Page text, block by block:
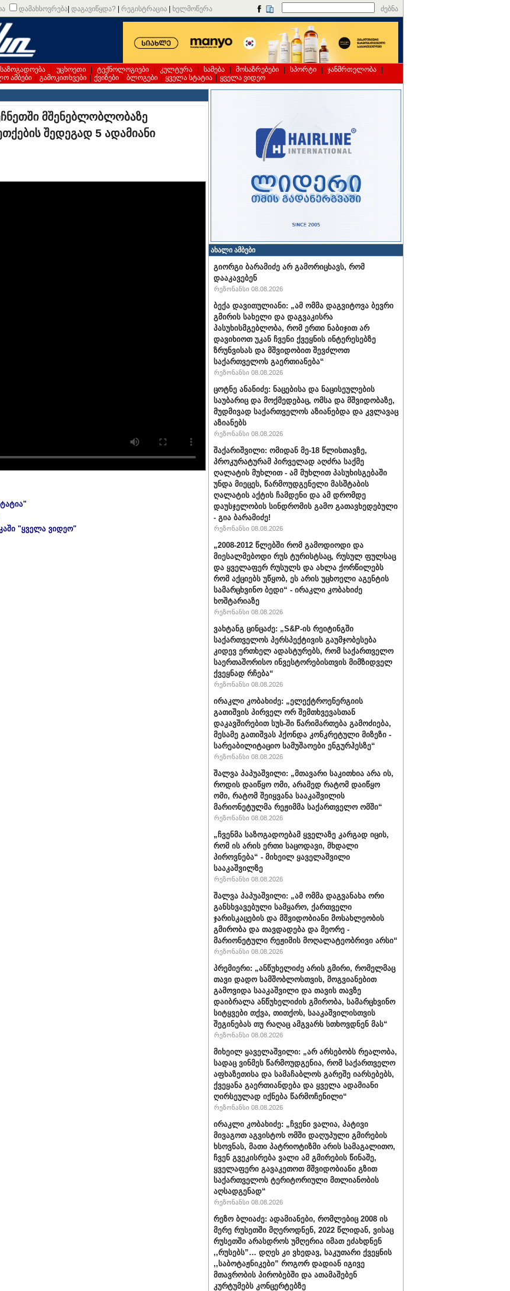
დამახსოვრება დაგავიწყდა? რეგისტრაცია ხელმოწერა ძებნა
საზოგადოება უცხოეთი ტექნოლოგიები კულტურა სამება მოსაზრებები სპორტი ჯანმრთელობა
ამბები გამოკითხვები ქვიზები ბლოგები ყველა სტატია ყველა ვიდეო
მშენებლობლობაზე
შედეგად 5 ადამიანი
"ყველა ვიდეო"
ახალი ამბები
გიორგი ბარამიძე არ გამორიცხავს, რომ
დააკავებენ
რეზონანსი 08.08.2026
ბექა დავითულიანი: „ამ ომმა დაგვიტოვა ბევრი
გმირის სახელი და დაგვაკისრა
პასუხისმგებლობა, რომ ერთი ნაბიჯით არ
დავიხიოთ უკან ჩვენი ქვეყნის ინტერესებზე
ზრუნვისას და მშვიდობით შევძლოთ
საქართველოს გაერთიანება“
რეზონანსი 08.08.2026
ცოტნე ანანიძე: ნაცებისა და ნაცისეულების
საუბარიც და მოქმედებაც, ომსა და მშვიდობაზე,
მუდმივად საქართველოს აზიანებდა და კვლავაც
აზიანებს
რეზონანსი 08.08.2026
შაქარიშვილი: ომიდან მე-18 წლისთავზე,
პროკურატურამ პირველად აღძრა საქმე
ღალატის მუხლით - ამ მუხლით პასუხისგებაში
უნდა მიეცეს, წარმოუდგენელი მასშტაბის
ღალატის აქტის ჩამდენი და ამ დრომდე
დაუსჯელობის სინდრომის გამო გათავხედებული
- გია ბარამიძე!
რეზონანსი 08.08.2026
„2008-2012 წლებში რომ გამოდიოდი და
მიესალმებოდი რუს ტურისტსაც, რუსულ ფულსაც
და ყველაფერ რუსულს და ახლა ქორწილებს
რომ აქციებს უწყობ, ეს არის უცხოელი აგენტის
სამარცხვინო ბედი“ - ირაკლი კობახიძე
ხოშტარიაზე
რეზონანსი 08.08.2026
ვახტანგ ცინცაძე: „S&P-ის რეიტინგში
საქართველოს პერსპექტივის გაუმჯობესება
კიდევ ერთხელ ადასტურებს, რომ საქართველო
საერთაშორისო ინვესტორებისთვის მიმზიდველ
ქვეყნად რჩება“
რეზონანსი 08.08.2026
ირაკლი კობახიძე: „ელექტროენერგიის
გათიშვის პირველ ორ შემთხვევასთან
დაკავშირებით სუს-ში წარიმართება გამოძიება,
მესამე გათიშვას ჰქონდა კონკრეტული მიზეზი -
სარეაბილიტაციო სამუშაოები ენგურჰესზე“
რეზონანსი 08.08.2026
შალვა პაპუაშვილი: „მთავარი საკითხია არა ის,
როდის დაიწყო ომი, არამედ რატომ დაიწყო
ომი, რატომ შეიყვანა სააკაშვილის
მარიონეტულმა რეჟიმმა საქართველო ომში“
რეზონანსი 08.08.2026
„ჩვენმა საზოგადოებამ ყველაზე კარგად იცის,
რომ ის არის ერთი საცოდავი, მხდალი
პიროვნება“ - მიხეილ ყაველაშვილი
სააკაშვილზე
რეზონანსი 08.08.2026
შალვა პაპუაშვილი: „ამ ომმა დაგვანახა ორი
განსხვავებული სამყარო, ქართველი
ჯარისკაცების და მშვიდობიანი მოსახლეობის
გმირობა და თავდადება და მეორე -
მარიონეტული რეჟიმის მოღალატეობრივი არსი“
რეზონანსი 08.08.2026
პრემიერი: „ანწუხელიძე არის გმირი, რომელმაც
თავი დადო სამშობლოსთვის, მოგვიანებით
გამოვიდა სააკაშვილი და თავის თავზე
დაიბრალა ანწუხელიძის გმირობა, სამარცხვინო
სიტყვები თქვა, თითქოს, სააკაშვილისთვის
შეგინებას თუ რაღაც ამგვარს სთხოვდნენ მას“
რეზონანსი 08.08.2026
მიხეილ ყაველაშვილი: „არ არსებობს რეალობა,
სადაც ვინმეს წარმოუდგენია, რომ საქართველო
აფხაზეთისა და სამაჩაბლოს გარეშე იარსებებს,
ქვეყანა გაერთიანდება და ყველა ადამიანი
ღირსეულად იქნება წარმოჩენილი“
რეზონანსი 08.08.2026
ირაკლი კობახიძე: „ჩვენი ვალია, პატივი
მივაგოთ აგვისტოს ომში დაღუპული გმირების
ხსოვნას, მათი პატრიოტიზმი არის სამაგალითო,
ჩვენ გვეკისრება ვალი ამ გმირების წინაშე,
ყველაფერი გავაკეთოთ მშვიდობიანი გზით
საქართველოს ტერიტორიული მთლიანობის
აღსადგენად“
რეზონანსი 08.08.2026
რეზო ბლიაძე: ადამიანები, რომლებიც 2008 ის
მერე რუსეთში მღეროდნენ, 2022 წლიდან, ვისაც
რუსეთში არასდროს უმღერია იმათ ეძახდნენ
,,რუსებს”… დღეს კი ვხედავ, საკუთარი ქვეყნის
,,საბოტაჟნიკები” როგორ დადიან იგივე
მთავრობის პირობებში და ათამაშებენ
კურტუმებს კონცერტებზე